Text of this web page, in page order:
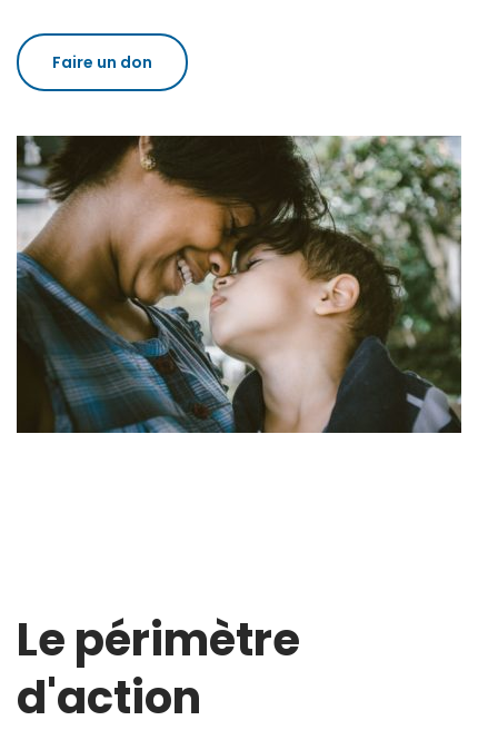
Faire un don
Le périmètre
d'action